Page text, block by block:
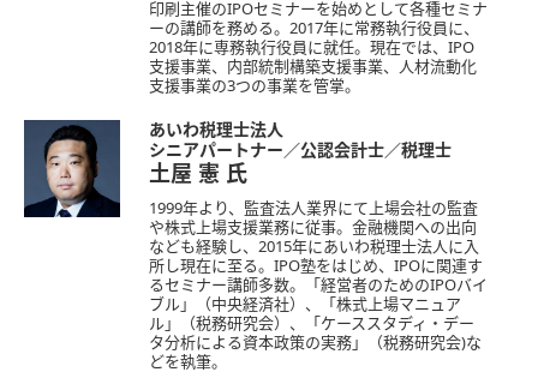
印刷主催のIPOセミナーを始めとして各種セミナ
ーの講師を務める。2017年に常務執行役員に、
2018年に専務執行役員に就任。現在では、IPO
支援事業、内部統制構築支援事業、人材流動化
支援事業の3つの事業を管掌。
あいわ税理士法人
シニアパートナー／公認会計士／税理士
土屋 憲 氏
1999年より、監査法人業界にて上場会社の監査
や株式上場支援業務に従事。金融機関への出向
なども経験し、2015年にあいわ税理士法人に入
所し現在に至る。IPO塾をはじめ、IPOに関連す
るセミナー講師多数。「経営者のためのIPOバイ
ブル」（中央経済社）、「株式上場マニュア
ル」（税務研究会）、「ケーススタディ・デー
タ分析による資本政策の実務」（税務研究会)な
どを執筆。